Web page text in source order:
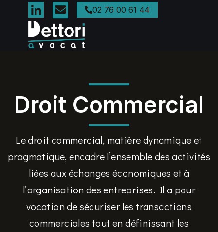
02 76 00 61 44
Droit Commercial
Le droit commercial, matière dynamique et
pragmatique, encadre l’ensemble des activités
liées aux échanges économiques et à
l’organisation des entreprises. Il a pour
vocation de sécuriser les transactions
commerciales tout en définissant les